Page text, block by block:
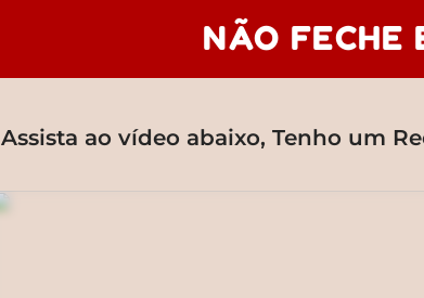
NÃO FECHE
Assista ao vídeo abaixo, Tenho um